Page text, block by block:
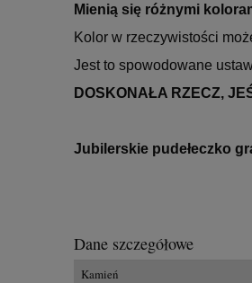
Mienią się różnymi
Kolor w rzeczywistości
Jest to spowodowane
DOSKONAŁA RZECZ,
Jubilerskie pudełeczko
Dane szczegółowe
Kamień